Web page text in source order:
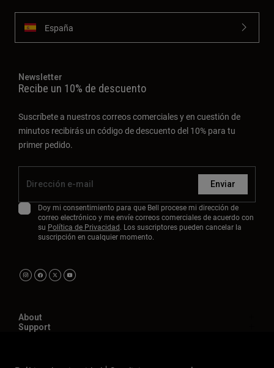
España
Newsletter
Recibe un 10% de descuento
Suscríbete a nuestros correos comerciales y en cuestión de
minutos recibirás un código de descuento del 10% para tu
primer pedido.
Enviar
Doy mi consentimiento para que Bell procese mi dirección de
correo electrónico y me envíe correos comerciales de acuerdo con
su Política de Privacidad. Los suscriptores pueden cancelar la
suscripción en cualquier momento.
About
Support